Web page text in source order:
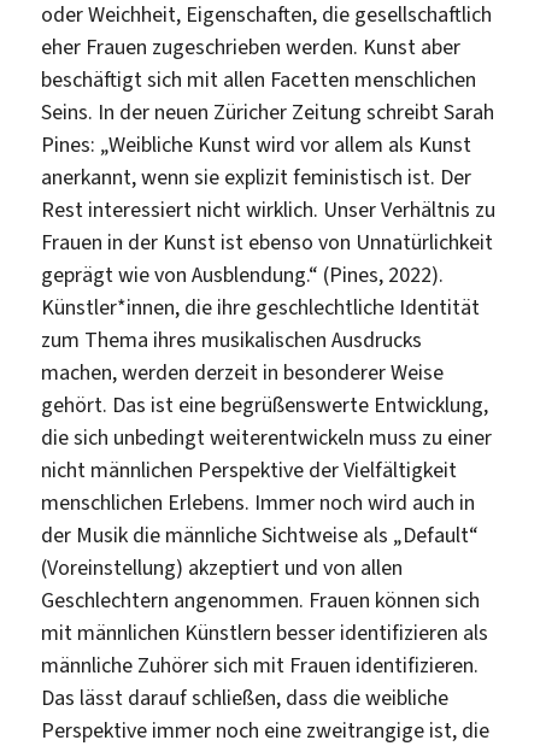
oder Weichheit, Eigenschaften, die gesellschaftlich
eher Frauen zugeschrieben werden. Kunst aber
beschäftigt sich mit allen Facetten menschlichen
Seins. In der neuen Züricher Zeitung schreibt Sarah
Pines: „Weibliche Kunst wird vor allem als Kunst
anerkannt, wenn sie explizit feministisch ist. Der
Rest interessiert nicht wirklich. Unser Verhältnis zu
Frauen in der Kunst ist ebenso von Unnatürlichkeit
geprägt wie von Ausblendung.“ (Pines, 2022).
Künstler*innen, die ihre geschlechtliche Identität
zum Thema ihres musikalischen Ausdrucks
machen, werden derzeit in besonderer Weise
gehört. Das ist eine begrüßenswerte Entwicklung,
die sich unbedingt weiterentwickeln muss zu einer
nicht männlichen Perspektive der Vielfältigkeit
menschlichen Erlebens. Immer noch wird auch in
der Musik die männliche Sichtweise als „Default“
(Voreinstellung) akzeptiert und von allen
Geschlechtern angenommen. Frauen können sich
mit männlichen Künstlern besser identifizieren als
männliche Zuhörer sich mit Frauen identifizieren.
Das lässt darauf schließen, dass die weibliche
Perspektive immer noch eine zweitrangige ist, die